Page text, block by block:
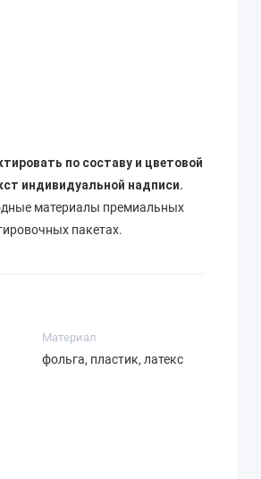
по составу и цветовой
индивидуальной надписи.
материалы премиальных
пакетах.
Материал
фольга, пластик, латекс